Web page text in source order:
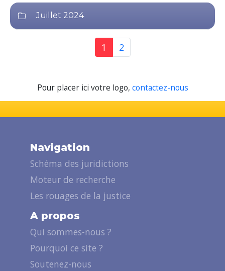
Juillet 2024
1 2
Pour placer ici votre logo, contactez-nous
Navigation
Schéma des juridictions
Moteur de recherche
Les rouages de la justice
A propos
Qui sommes-nous ?
Pourquoi ce site ?
Soutenez-nous